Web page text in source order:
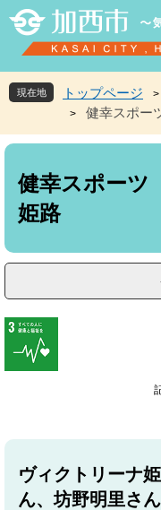
先
頭
す
を
飛
し
現在地 トップページ >
> 健幸スポー
本
健幸スポー
姫路
ヴィクトリーナ
ん、坊野明里さ